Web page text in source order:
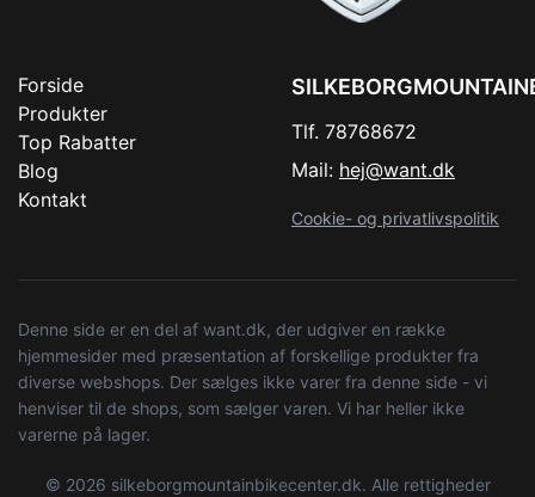
Forside
Produkter
Top Rabatter
Blog
Kontakt
Tlf. 78768672
Mail: hej@want.dk
Cookie- og privatlivspolitik
Denne side er en del af want.dk, der udgiver en række
hjemmesider med præsentation af forskellige produkter fra
diverse webshops. Der sælges ikke varer fra denne side - vi
henviser til de shops, som sælger varen. Vi har heller ikke
varerne på lager.
© 2026 silkeborgmountainbikecenter.dk. Alle rettigheder